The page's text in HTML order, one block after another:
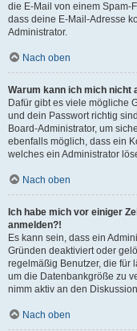
die E-Mail von einem Spam-
dass deine E-Mail-Adresse
Administrator.
Nach oben
Warum kann ich mich nicht
Dafür gibt es viele mögliche
und dein Passwort richtig
Board-Administrator, um
ebenfalls möglich, dass ein
welches ein Administrator
Nach oben
Ich habe mich vor einiger
anmelden?!
Es kann sein, dass ein
Gründen deaktiviert oder
regelmäßig Benutzer, die für
um die Datenbankgröße zu
nimm aktiv an den
Nach oben